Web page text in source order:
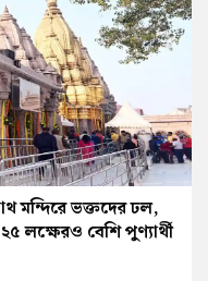
মন্দিরে ভক্তদের ঢল,
লক্ষেরও বেশি পুণ্যার্থী